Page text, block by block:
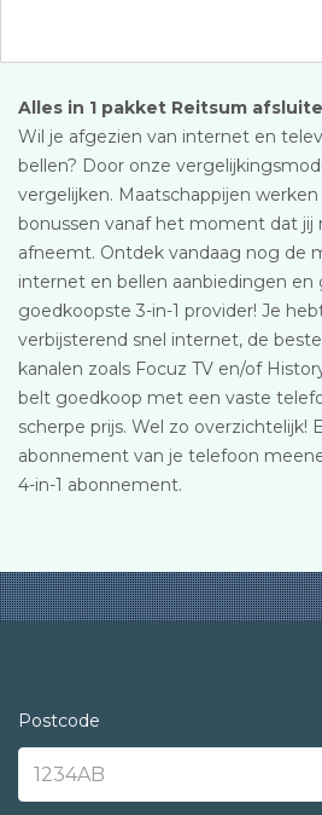
Alles in 1 pakket Reitsum
Wil je afgezien van internet en
bellen? Door onze
vergelijken. Maatschappijen
bonussen vanaf het moment dat jij
afneemt. Ontdek vandaag nog de
internet en bellen aanbiedingen en
goedkoopste 3-in-1 provider! Je
verbijsterend snel internet, de
kanalen zoals Focuz TV en/of
belt goedkoop met een vaste
scherpe prijs. Wel zo overzichtelijk!
abonnement van je telefoon
4-in-1 abonnement.
Postcode